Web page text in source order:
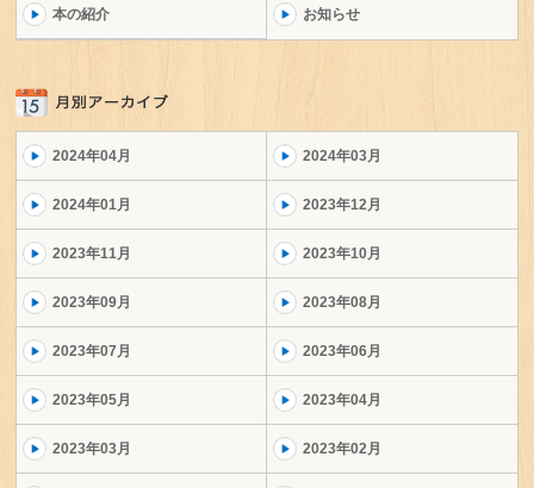
本の紹介 お知らせ
2024年04月 2024年03月
2024年01月 2023年12月
2023年11月 2023年10月
2023年09月 2023年08月
2023年07月 2023年06月
2023年05月 2023年04月
2023年03月 2023年02月